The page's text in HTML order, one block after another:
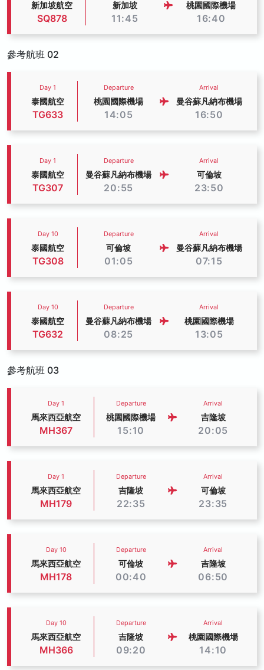
新加坡航空
SQ878
新加坡
11:45
桃園國際機場
16:40
參考航班 02
Day 1
泰國航空
TG633
Departure
桃園國際機場
14:05
Arrival
曼谷蘇凡納布機場
16:50
Day 1
泰國航空
TG307
Departure
曼谷蘇凡納布機場
20:55
Arrival
可倫坡
23:50
Day 10
泰國航空
TG308
Departure
可倫坡
01:05
Arrival
曼谷蘇凡納布機場
07:15
Day 10
泰國航空
TG632
Departure
曼谷蘇凡納布機場
08:25
Arrival
桃園國際機場
13:05
參考航班 03
Day 1
馬來西亞航空
MH367
Departure
桃園國際機場
15:10
Arrival
吉隆坡
20:05
Day 1
馬來西亞航空
MH179
Departure
吉隆坡
22:35
Arrival
可倫坡
23:35
Day 10
馬來西亞航空
MH178
Departure
可倫坡
00:40
Arrival
吉隆坡
06:50
Day 10
馬來西亞航空
MH366
Departure
吉隆坡
09:20
Arrival
桃園國際機場
14:10